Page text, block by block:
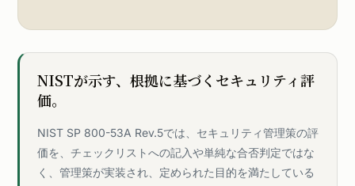
NISTが示す、根拠に基づくセキュリティ評
価。
NIST SP 800-53A Rev.5では、セキュリティ管理策の評
価を、チェックリストへの記入や単純な合否判定ではな
く、管理策が実装され、定められた目的を満たしている